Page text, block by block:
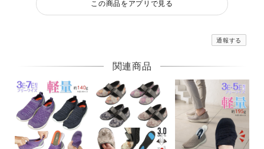
この商品をアプリで見る
通報する
関連商品